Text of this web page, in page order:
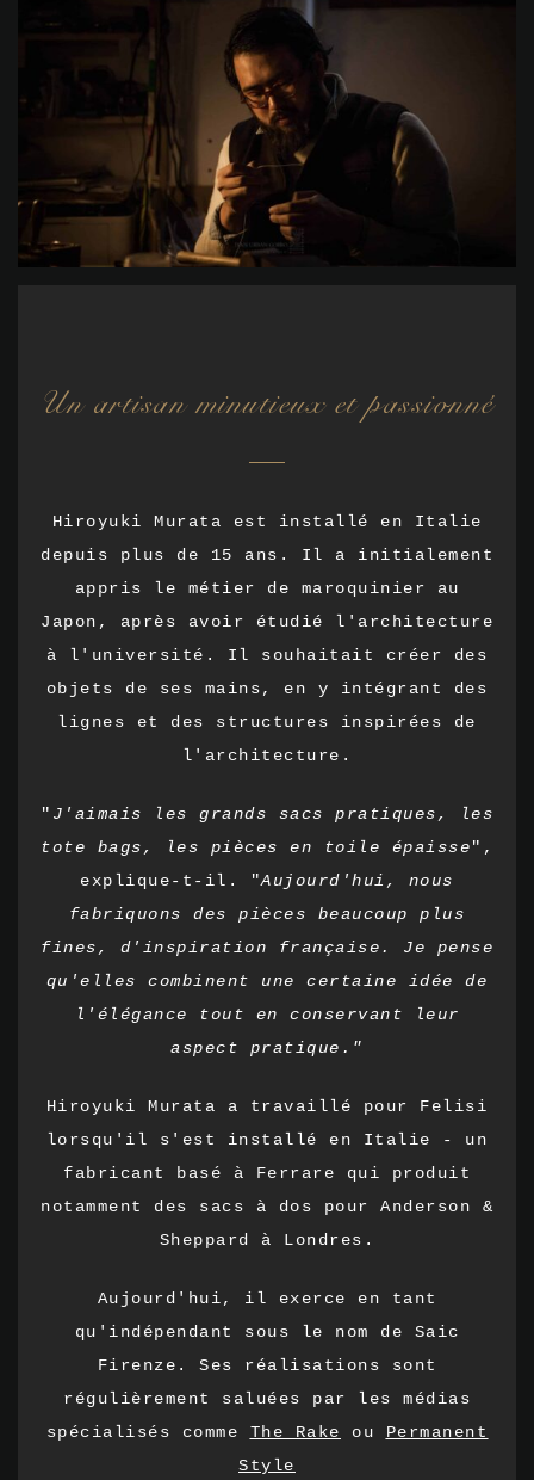
Un artisan minutieux et passionné
Hiroyuki Murata est installé en Italie
depuis plus de 15 ans. Il a initialement
appris le métier de maroquinier au
Japon, après avoir étudié l'architecture
à l'université. Il souhaitait créer des
objets de ses mains, en y intégrant des
lignes et des structures inspirées de
l'architecture.
" J'aimais les grands sacs pratiques, les
tote bags, les pièces en toile épaisse",
explique-t-il. "Aujourd'hui, nous
fabriquons des pièces beaucoup plus
fines, d'inspiration française. Je pense
qu'elles combinent une certaine idée de
l'élégance tout en conservant leur
aspect pratique."
Hiroyuki Murata a travaillé pour Felisi
lorsqu'il s'est installé en Italie - un
fabricant basé à Ferrare qui produit
notamment des sacs à dos pour Anderson &
Sheppard à Londres.
Aujourd'hui, il exerce en tant
qu'indépendant sous le nom de Saic
Firenze. Ses réalisations sont
régulièrement saluées par les médias
spécialisés comme The Rake ou
Permanent
Style